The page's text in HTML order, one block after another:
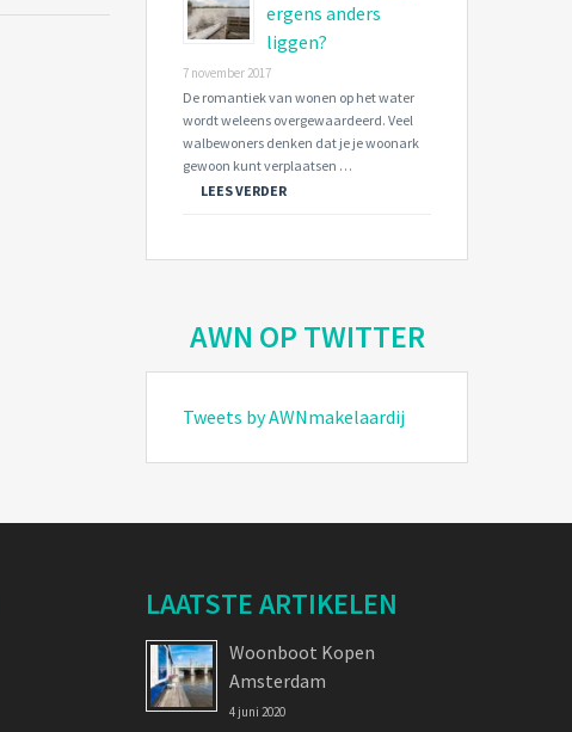
ergens anders
liggen?
7 november 2017
De romantiek van wonen op het water
wordt weleens overgewaardeerd. Veel
walbewoners denken dat je je woonark
gewoon kunt verplaatsen …
LEES VERDER
AWN OP TWITTER
Tweets by AWNmakelaardij
LAATSTE ARTIKELEN
Woonboot Kopen
Amsterdam
4 juni 2020